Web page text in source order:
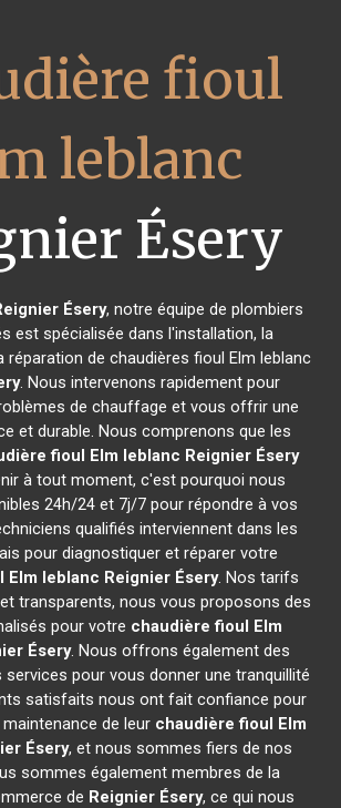
fioul
leblanc
Ésery
Ésery, notre équipe de plombiers
est spécialisée dans l'installation, la
réparation de chaudières fioul Elm leblanc
. Nous intervenons rapidement pour
de chauffage et vous offrir une
et durable. Nous comprenons que les
fioul Elm leblanc Reignier Ésery
à tout moment, c'est pourquoi nous
24h/24 et 7j/7 pour répondre à vos
qualifiés interviennent dans les
pour diagnostiquer et réparer votre
Elm leblanc Reignier Ésery. Nos tarifs
transparents, nous vous proposons des
pour votre chaudière fioul Elm
Ésery. Nous offrons également des
pour vous donner une tranquillité
satisfaits nous ont fait confiance pour
de leur chaudière fioul Elm
Ésery, et nous sommes fiers de nos
sommes également membres de la
de Reignier Ésery, ce qui nous